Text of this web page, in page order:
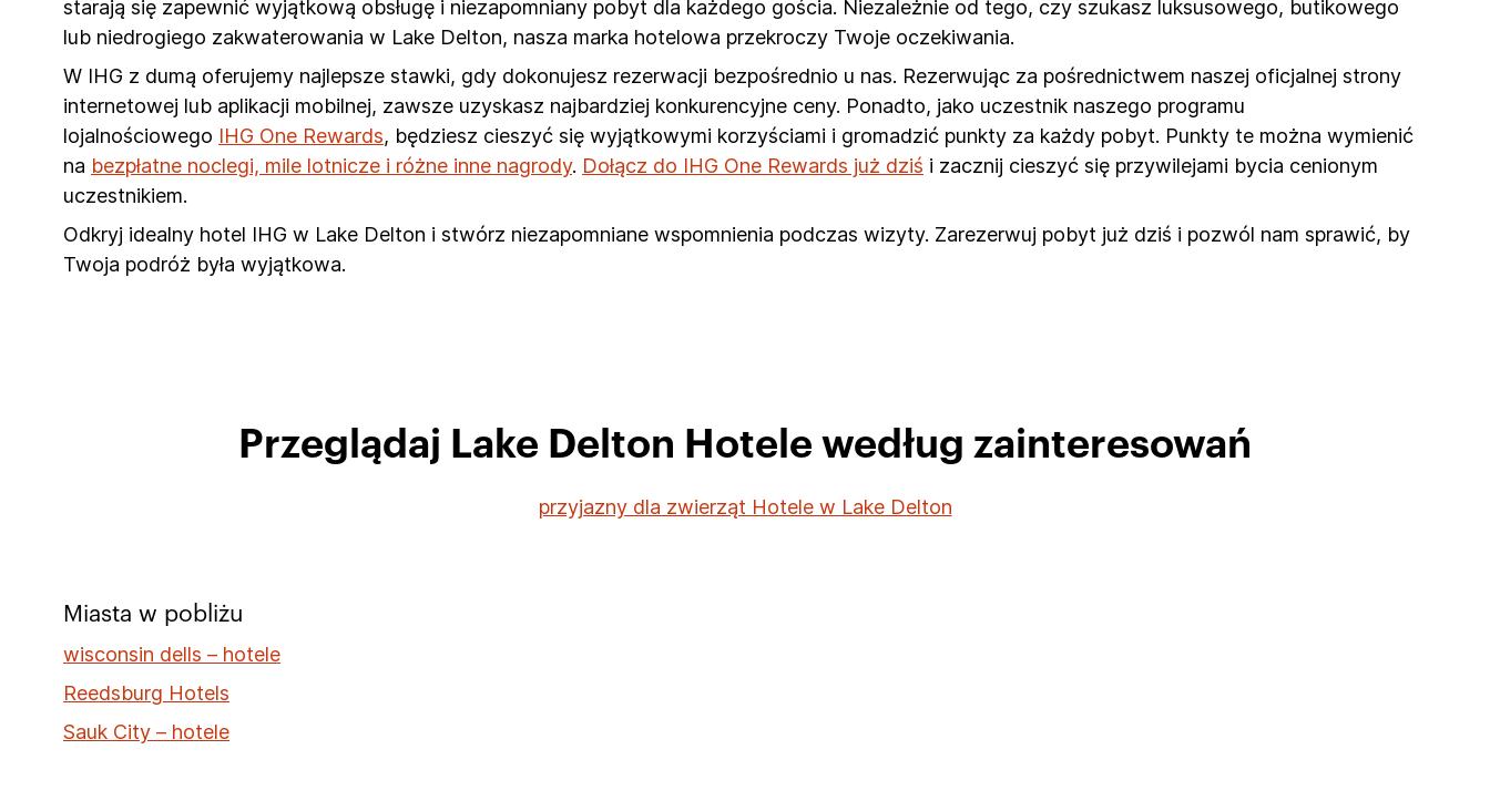
starają się zapewnić wyjątkową obsługę i niezapomniany pobyt dla każdego gościa. Niezależnie od tego, czy szukasz luksusowego, butikowego
lub niedrogiego zakwaterowania w Lake Delton, nasza marka hotelowa przekroczy Twoje oczekiwania.
W IHG z dumą oferujemy najlepsze stawki, gdy dokonujesz rezerwacji bezpośrednio u nas. Rezerwując za pośrednictwem naszej oficjalnej strony
internetowej lub aplikacji mobilnej, zawsze uzyskasz najbardziej konkurencyjne ceny. Ponadto, jako uczestnik naszego programu
lojalnościowego IHG One Rewards, będziesz cieszyć się wyjątkowymi korzyściami i gromadzić punkty za każdy pobyt. Punkty te można wymienić
na bezpłatne noclegi, mile lotnicze i różne inne nagrody. Dołącz do IHG One Rewards już dziś i zacznij cieszyć się przywilejami bycia cenionym
uczestnikiem.
Odkryj idealny hotel IHG w Lake Delton i stwórz niezapomniane wspomnienia podczas wizyty. Zarezerwuj pobyt już dziś i pozwól nam sprawić, by
Twoja podróż była wyjątkowa.
Przeglądaj Lake Delton Hotele według zainteresowań
przyjazny dla zwierząt Hotele w Lake Delton
Miasta w pobliżu
wisconsin dells – hotele
Reedsburg Hotels
Sauk City – hotele